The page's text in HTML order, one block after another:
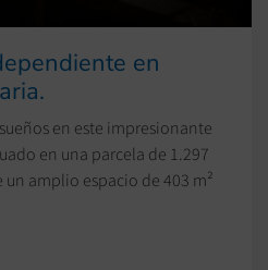
en
en este impresionante
en una parcela de 1.297
amplio espacio de 403 m²
numerosas que buscan
4 habitaciones generosas
3 baños completos